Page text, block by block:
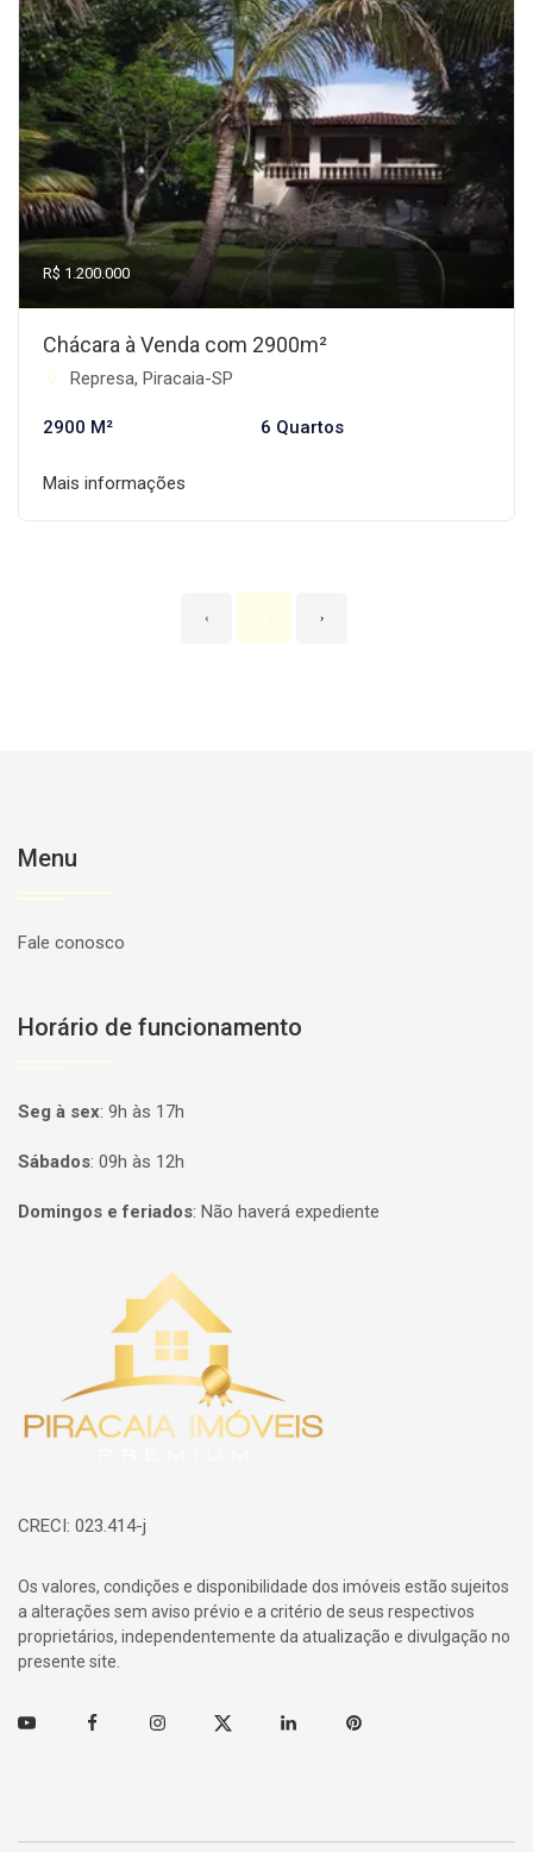
R$ 1.200.000
Chácara à Venda com 2900m²
Represa, Piracaia-SP
2900 M² 6 Quartos
Mais informações
‹ 1 ›
Menu
Fale conosco
Horário de funcionamento
Seg à sex: 9h às 17h
Sábados: 09h às 12h
Domingos e feriados: Não haverá expediente
Página inicial
CRECI: 023.414-j
Os valores, condições e disponibilidade dos imóveis estão sujeitos
a alterações sem aviso prévio e a critério de seus respectivos
proprietários, independentemente da atualização e divulgação no
presente site.
Youtube FacebookInstagramTwitter Linkedin Pinterest